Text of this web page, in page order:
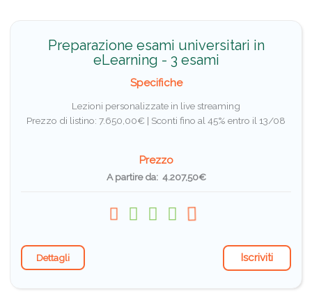
Preparazione esami universitari in
eLearning - 3 esami
Specifiche
Lezioni personalizzate in live streaming
Prezzo di listino: 7.650,00€ | Sconti fino al 45% entro il 13/08
Prezzo
A partire da: 4.207,50€
Dettagli Iscriviti